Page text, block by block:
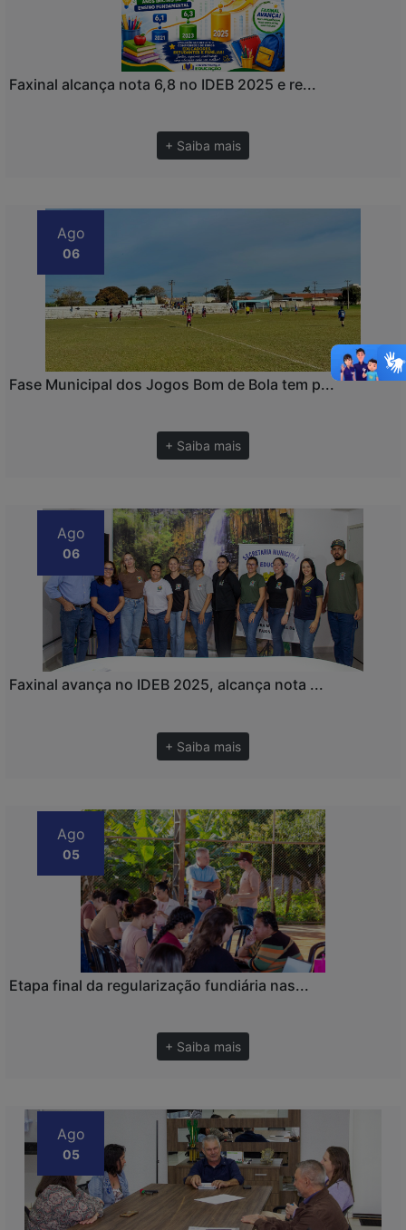
Faxinal alcança nota 6,8 no IDEB 2025 e re...
+ Saiba mais
Ago
06
Fase Municipal dos Jogos Bom de Bola tem p...
+ Saiba mais
Ago
06
Faxinal avança no IDEB 2025, alcança nota ...
+ Saiba mais
Ago
05
Etapa final da regularização fundiária nas...
+ Saiba mais
Ago
05